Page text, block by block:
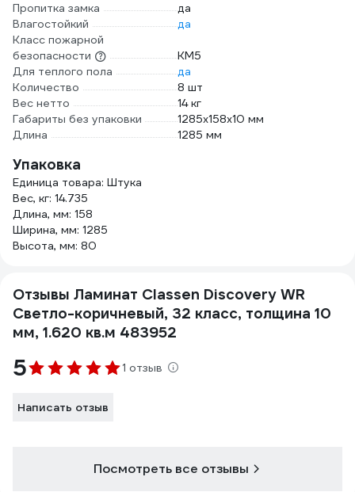
Пропитка замка
да
Влагостойкий
да
Класс пожарной
безопасности
КМ5
Для теплого пола
да
Количество
8 шт
Вес нетто
14 кг
Габариты без упаковки
1285х158х10 мм
Длина
1285 мм
Упаковка
Единица товара: Штука
Вес, кг: 14.735
Длина, мм: 158
Ширина, мм: 1285
Высота, мм: 80
Отзывы Ламинат Classen Discovery WR
Светло-коричневый, 32 класс, толщина 10
мм, 1.620 кв.м 483952
5 1 отзыв
Написать отзыв
Посмотреть все отзывы